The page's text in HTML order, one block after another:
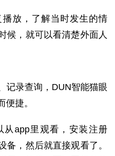
放，了解当时发生的情
候，就可以看清楚外面人
记录查询，DUN智能猫眼
捷。
从app里观看，安装注册
备，然后就直接观看了。